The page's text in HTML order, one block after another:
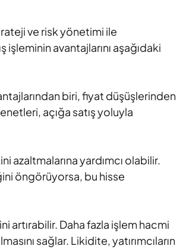
ve risk yönetimi ile
avantajlarını aşağıdaki
biri, fiyat düşüşlerinden
açığa satış yoluyla
azaltmalarına yardımcı olabilir.
öngörüyorsa, bu hisse
artırabilir. Daha fazla işlem hacmi
sağlar. Likidite, yatırımcıların